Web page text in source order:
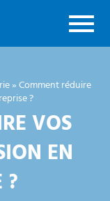
»Comment réduire
?
VOS
EN
?